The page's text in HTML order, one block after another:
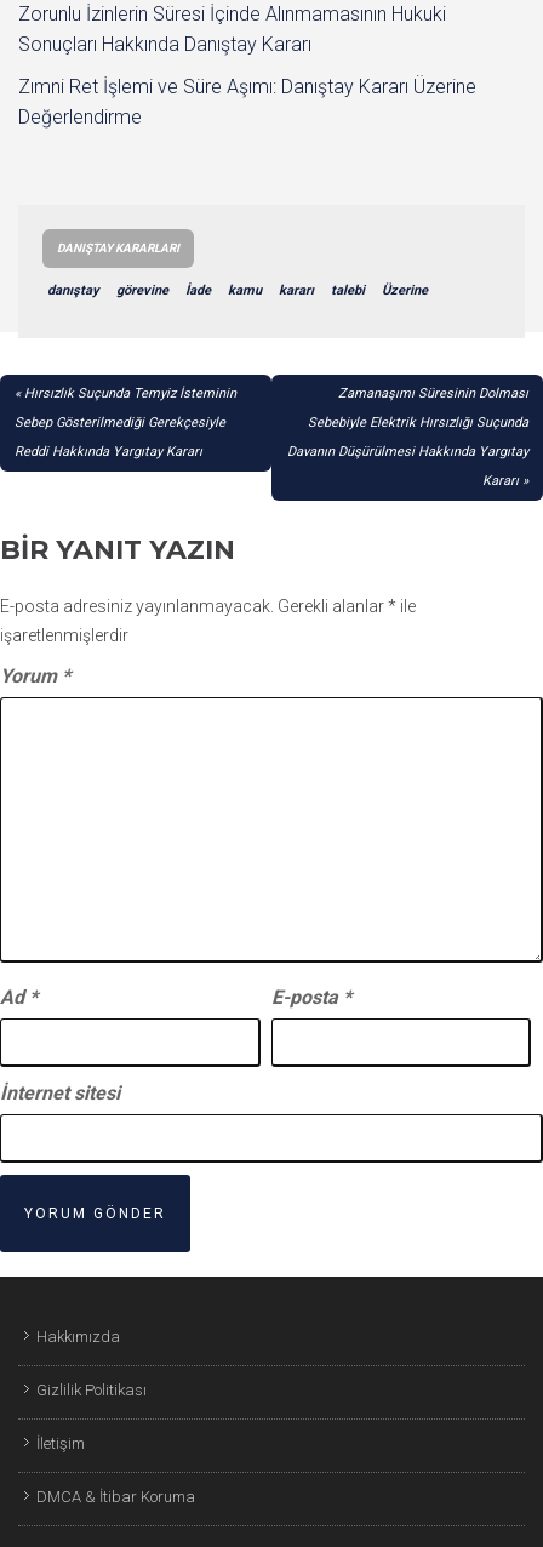
Zorunlu İzinlerin Süresi İçinde Alınmamasının Hukuki
Sonuçları Hakkında Danıştay Kararı
Zımni Ret İşlemi ve Süre Aşımı: Danıştay Kararı Üzerine
Değerlendirme
DANIŞTAY KARARLARI
danıştay görevine İade kamu kararı talebi Üzerine
YAZI
GEZINMESI
Hırsızlık Suçunda Temyiz İsteminin
Sebep Gösterilmediği Gerekçesiyle
Reddi Hakkında Yargıtay Kararı
Zamanaşımı Süresinin Dolması
Sebebiyle Elektrik Hırsızlığı Suçunda
Davanın Düşürülmesi Hakkında Yargıtay
Kararı
BIR YANIT YAZIN
E-posta adresiniz yayınlanmayacak. Gerekli alanlar* ile
işaretlenmişlerdir
Yorum *
Ad * E-posta *
İnternet sitesi
Hakkımızda
Gizlilik Politikası
İletişim
DMCA & İtibar Koruma